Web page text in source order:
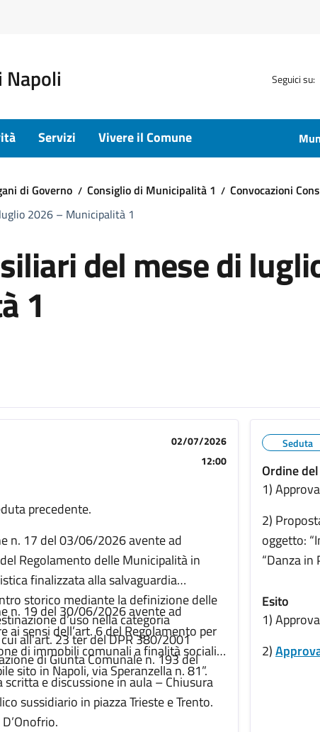
Napoli Seguici su:
Servizi Vivere il Comune
di Governo Consiglio di Municipalità 1
Convocazioni
2026 – Municipalità 1
del mese di
1
02/07/2026
12:00
precedente.
n. 17 del 03/06/2026 avente ad
Regolamento delle Municipalità in
finalizzata alla salvaguardia
storico mediante la definizione delle
d’uso nella categoria
all’art. 23 ter del DPR 380/2001
di Giunta Comunale n. 193 del
n. 19 del 30/06/2026 avente ad
ai sensi dell’art. 6 del Regolamento per
di immobili comunali a finalità sociali
sito in Napoli, via Speranzella n. 81”.
e discussione in aula – Chiusura
sussidiario in piazza Trieste e Trento.
Seduta
Ordine
1)
2)
oggetto:
“Danza
Esito
1)
2)